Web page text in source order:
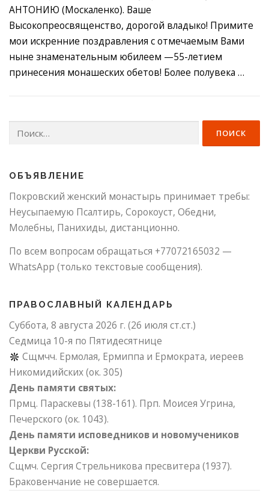
АНТОНИЮ (Москаленко). Ваше
Высокопреосвященство, дорогой владыко! Примите
мои искренние поздравления с отмечаемым Вами
ныне знаменательным юбилеем —55-летием
принесения монашеских обетов! Более полувека …
Найти:
ОБЪЯВЛЕНИЕ
Покровский женский монастырь принимает требы:
Неусыпаемую Псалтирь, Сорокоуст, Обедни,
Молебны, Панихиды, дистанционно.
По всем вопросам обращаться +77072165032 —
WhatsApp (только текстовые сообщения).
ПРАВОСЛАВНЫЙ КАЛЕНДАРЬ
Суббота, 8 августа 2026 г. (26 июля ст.ст.)
Седмица 10-я по Пятидесятнице
Сщмчч. Ермолая, Ермиппа и Ермократа, иереев
Никомидийских (ок. 305)
День памяти святых:
Прмц. Параскевы (138-161). Прп. Моисея Угрина,
Печерского (ок. 1043).
День памяти исповедников и новомучеников
Церкви Русской:
Сщмч. Сергия Стрельникова пресвитера (1937).
Браковенчание не совершается.